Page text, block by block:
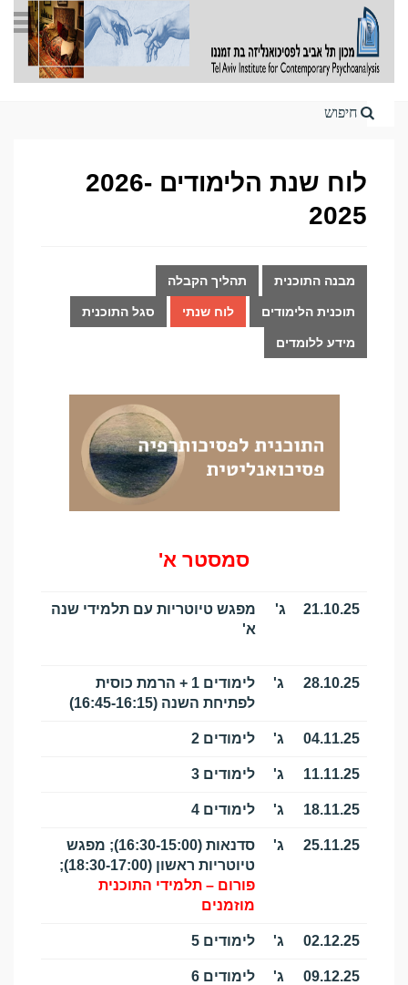
Home
לוח שנת הלימודים 2026-
2025
מבנה התוכנית תהליך הקבלה
תוכנית הלימודים לוח שנתי סגל התוכנית
מידע ללומדים
סמסטר א'
21.10.25 ג'
מפגש טיוטריות עם תלמידי שנה
א'
28.10.25 ג'
לימודים 1 + הרמת כוסית
לפתיחת השנה (16:45-16:15)
04.11.25 ג' לימודים 2
11.11.25 ג' לימודים 3
18.11.25 ג' לימודים 4
25.11.25 ג'
סדנאות (16:30-15:00); מפגש
טיוטריות ראשון (18:30-17:00);
פורום – תלמידי התוכנית
מוזמנים
02.12.25 ג' לימודים 5
09.12.25 ג' לימודים 6